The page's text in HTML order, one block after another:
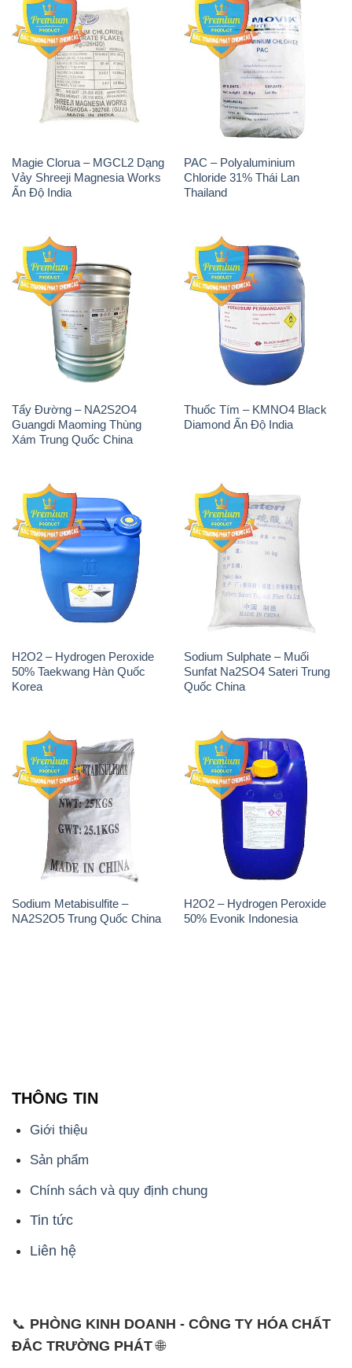
Magie Clorua – MGCL2 Dạng
Vảy Shreeji Magnesia Works
Ấn Độ India
PAC – Polyaluminium
Chloride 31% Thái Lan
Thailand
Tẩy Đường – NA2S2O4
Guangdi Maoming Thùng
Xám Trung Quốc China
Thuốc Tím – KMNO4 Black
Diamond Ấn Độ India
H2O2 – Hydrogen Peroxide
50% Taekwang Hàn Quốc
Sodium Sulphate – Muối
Sunfat Na2SO4 Sateri Trung
Quốc China
Sodium Metabisulfite –
NA2S2O5 Trung Quốc China
H2O2 – Hydrogen Peroxide
50% Evonik Indonesia
Chính sách và quy định chung
Tin tức
Liên hệ
📞
PHÒNG KINH DOANH - CÔNG TY HÓA CHẤT
ĐẮC TRƯỜNG PHÁT
- 028.3756.1835 - 028.3756.1840 - 028.3756.1841-